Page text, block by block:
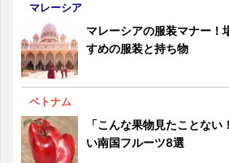
マレーシア
マレーシアの服装マナー！
すめの服装と持ち物
ベトナム
「こんな果物見たことな
い南国フルーツ8選